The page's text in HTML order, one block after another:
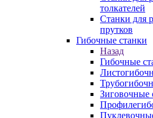
толкателей
Станки для
прутков
Гибочные станки
Назад
Гибочные
Зиговочные